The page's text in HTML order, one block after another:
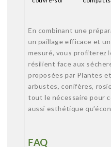
En combinant une
un paillage efficace et
mesuré, vous profiterez
résilient face aux
proposées par Plantes
arbustes, conifères,
tout le nécessaire pour
aussi esthétique
FAQ